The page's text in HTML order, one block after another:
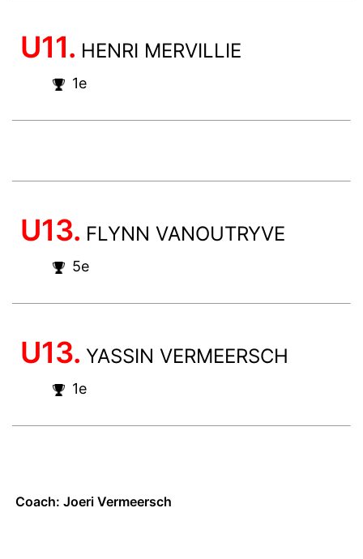
U11. HENRI MERVILLIE
1e
U13. FLYNN VANOUTRYVE
5e
U13. YASSIN VERMEERSCH
1e
Coach: Joeri Vermeersch